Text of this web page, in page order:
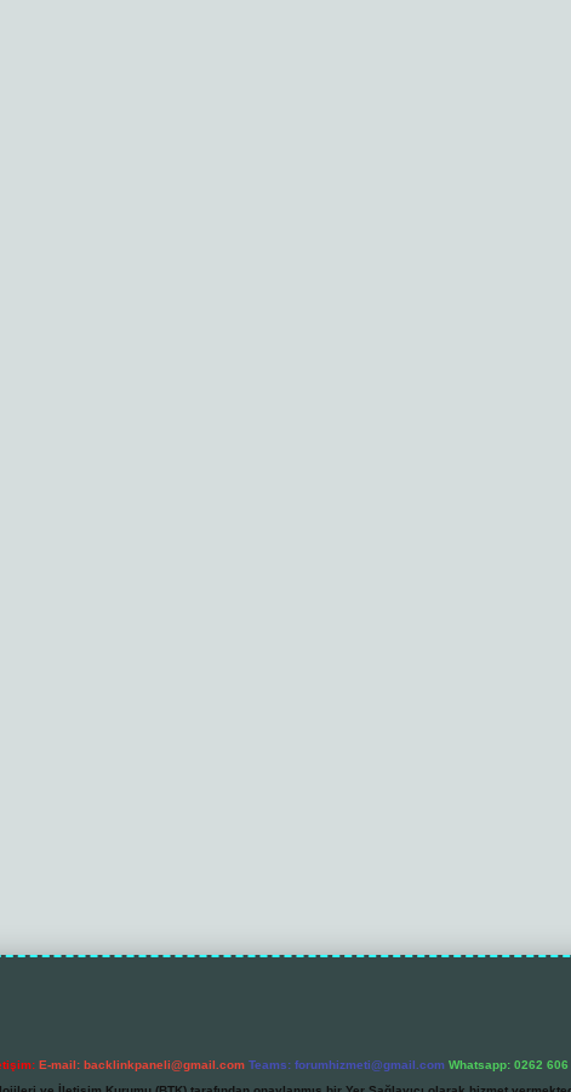
E-mail: backlinkpaneli@gmail.com Teams: forumhizmeti@gmail.com Whatsapp: 0262 606